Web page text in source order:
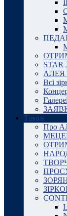
STAR
АЛЕЯ
Всі
Також
Про